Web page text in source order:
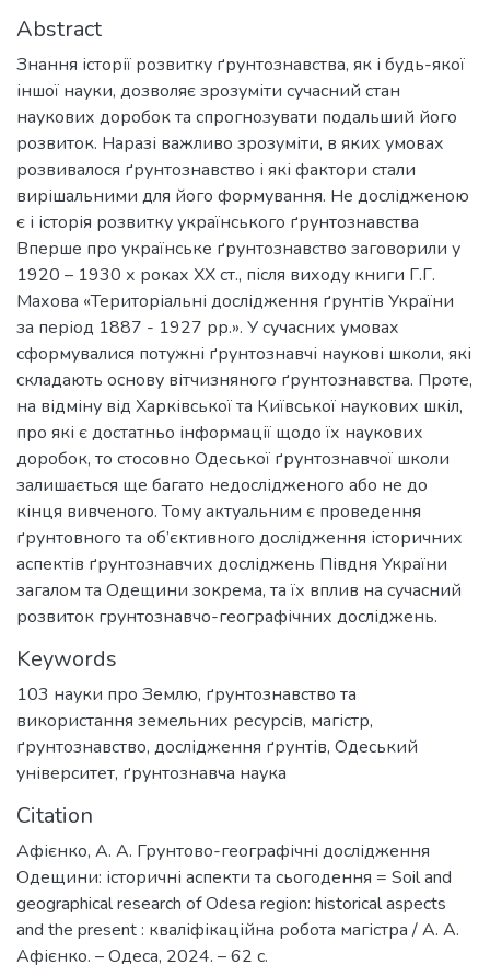
Abstract
Знання історії розвитку ґрунтознавства, як і будь-якої
іншої науки, дозволяє зрозуміти сучасний стан
наукових доробок та спрогнозувати подальший його
розвиток. Наразі важливо зрозуміти, в яких умовах
розвивалося ґрунтознавство і які фактори стали
вирішальними для його формування. Не дослідженою
є і історія розвитку українського ґрунтознавства
Вперше про українське ґрунтознавство заговорили у
1920 – 1930 х роках XX ст., після виходу книги Г.Г.
Махова «Територіальні дослідження ґрунтів України
за період 1887 - 1927 рр.». У сучасних умовах
сформувалися потужні ґрунтознавчі наукові школи, які
складають основу вітчизняного ґрунтознавства. Проте,
на відміну від Харківської та Київської наукових шкіл,
про які є достатньо інформації щодо їх наукових
доробок, то стосовно Одеської ґрунтознавчої школи
залишається ще багато недослідженого або не до
кінця вивченого. Тому актуальним є проведення
ґрунтовного та об’єктивного дослідження історичних
аспектів ґрунтознавчих досліджень Півдня України
загалом та Одещини зокрема, та їх вплив на сучасний
розвиток грунтознавчо-географічних досліджень.
Keywords
103 науки про Землю, ґрунтознавство та
використання земельних ресурсів, магістр,
ґрунтознавство, дослідження ґрунтів, Одеський
університет, ґрунтознавча наука
Citation
Афієнко, А. А. Грунтово-географічні дослідження
Одещини: історичні аспекти та сьогодення = Soil and
geographical research of Odesa region: historical aspects
and the present : кваліфікаційна робота магістра / А. А.
Афієнко. – Одеса, 2024. – 62 с.